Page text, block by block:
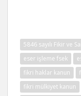
5846 sayılı Fikir ve
eser işleme fsek
fikri haklar kanun
fikri mülkiyet kanun